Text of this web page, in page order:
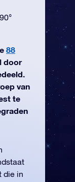
88
door
van
te
die in